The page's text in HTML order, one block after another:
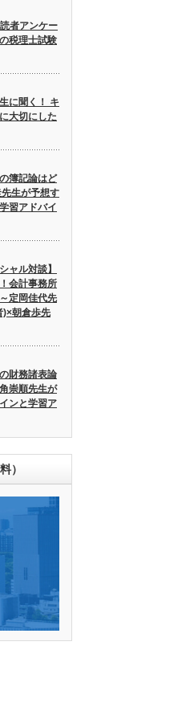
者アンケー
税理士試験
に聞く！ キ
大切にした
簿記論はど
生が予想す
習アドバイ
ャル対談】
会計事務所
定岡佳代先
)×朝倉歩先
財務諸表論
崇順先生が
ンと学習ア
）